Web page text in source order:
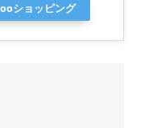
ショッピング